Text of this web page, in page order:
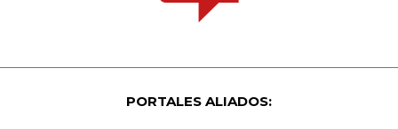
PORTALES ALIADOS: